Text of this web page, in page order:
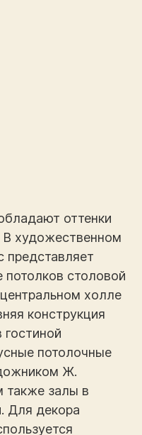
оттенки
В художественном
представляет
столовой
холле
конструкция
гостиной
потолочные
Ж.
залы в
Для декора